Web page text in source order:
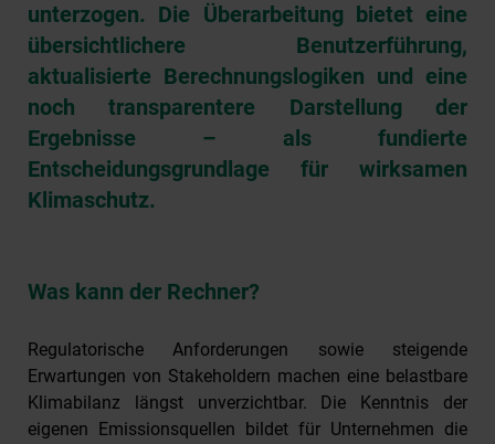
unterzogen. Die Überarbeitung bietet eine
übersichtlichere Benutzerführung,
aktualisierte Berechnungslogiken und eine
noch transparentere Darstellung der
Ergebnisse – als fundierte
Entscheidungsgrundlage für wirksamen
Klimaschutz.
Was kann der Rechner?
Regulatorische Anforderungen sowie steigende
Erwartungen von Stakeholdern machen eine belastbare
Klimabilanz längst unverzichtbar. Die Kenntnis der
eigenen Emissionsquellen bildet für Unternehmen die